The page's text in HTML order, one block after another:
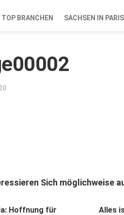
TOP BRANCHEN SACHSEN IN PARIS
Sich möglichweise
Hoffnung für
Alles